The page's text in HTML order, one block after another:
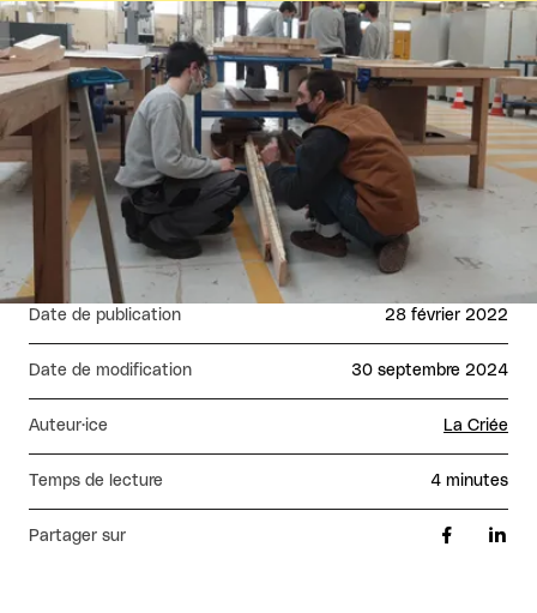
Agrandir
Date de publication 28 février 2022
Date de modification 30 septembre 2024
Auteur·ice La Criée
Temps de lecture 4 minutes
Partager sur